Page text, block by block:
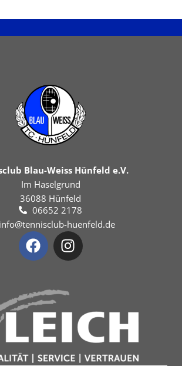
Blau-Weiss Hünfeld e.V.
Im Haselgrund
36088 Hünfeld
06652 2178
info@tennisclub-huenfeld.de
F
a
c
b
o
k
I
n
s
a
g
a
m